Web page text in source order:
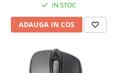
IN STOC
ADAUGA IN COS